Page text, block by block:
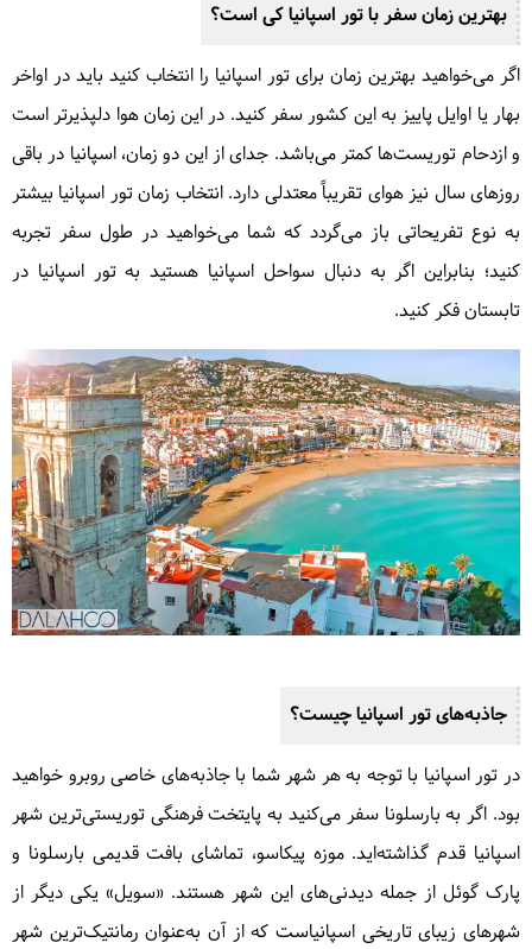
بهترین زمان سفر با تور اسپانیا کی است؟
اگر می‌خواهید بهترین زمان برای تور اسپانیا را انتخاب کنید باید در اواخر
بهار یا اوایل پاییز به این کشور سفر کنید. در این زمان هوا دلپذیرتر است
و ازدحام توریست‌ها کمتر می‌باشد. جدای از این دو زمان، اسپانیا در باقی
روزهای سال نیز هوای تقریباً معتدلی دارد. انتخاب زمان تور اسپانیا بیشتر
به نوع تفریحاتی باز می‌گردد که شما می‌خواهید در طول سفر تجربه
کنید؛ بنابراین اگر به دنبال سواحل اسپانیا هستید به تور اسپانیا در
تابستان فکر کنید.
جاذبه‌های تور اسپانیا چیست؟
در تور اسپانیا با توجه به هر شهر شما با جاذبه‌های خاصی روبرو خواهید
بود. اگر به بارسلونا سفر می‌کنید به پایتخت فرهنگی توریستی‌ترین شهر
اسپانیا قدم گذاشته‌اید. موزه پیکاسو، تماشای بافت قدیمی بارسلونا و
پارک گوئل از جمله دیدنی‌های این شهر هستند. «سویل» یکی دیگر از
شهرهای زیبای تاریخی اسپانیاست که از آن به‌عنوان رمانتیک‌ترین شهر